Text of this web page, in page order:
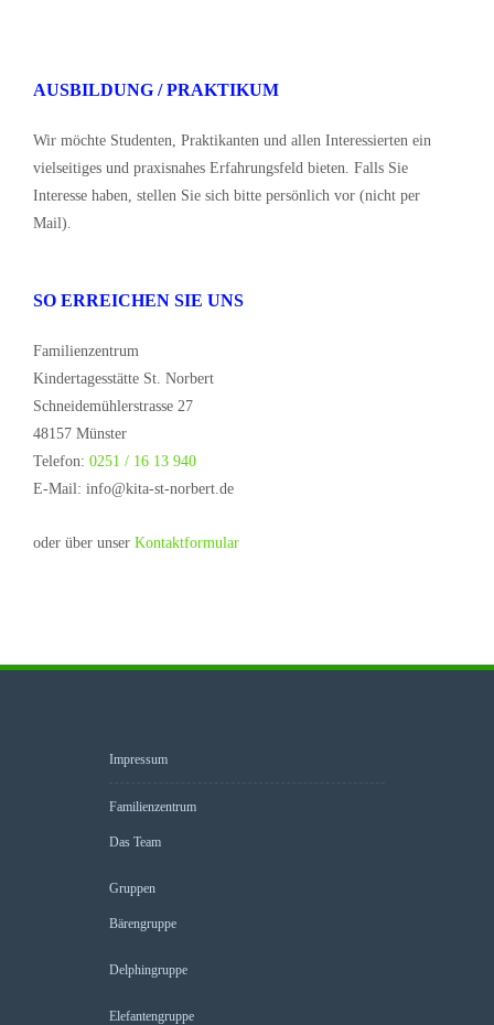
AUSBILDUNG / PRAKTIKUM
Wir möchte Studenten, Praktikanten und allen Interessierten ein
vielseitiges und praxisnahes Erfahrungsfeld bieten. Falls Sie
Interesse haben, stellen Sie sich bitte persönlich vor (nicht per
Mail).
SO ERREICHEN SIE UNS
Familienzentrum
Kindertagesstätte St. Norbert
Schneidemühlerstrasse 27
48157 Münster
Telefon: 0251 / 16 13 940
E-Mail: info@kita-st-norbert.de
oder über unser Kontaktformular
Impressum
Familienzentrum
Das Team
Gruppen
Bärengruppe
Delphingruppe
Elefantengruppe